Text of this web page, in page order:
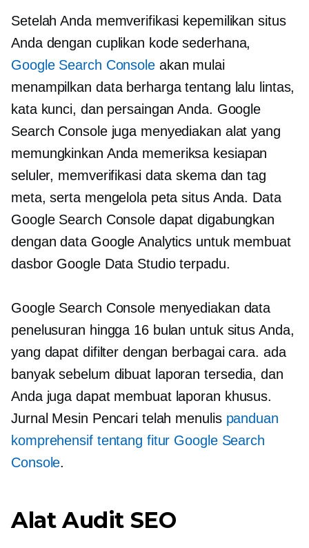
Setelah Anda memverifikasi kepemilikan situs
Anda dengan cuplikan kode sederhana,
Google Search Consoleakan mulai
menampilkan data berharga tentang lalu lintas,
kata kunci, dan persaingan Anda. Google
Search Console juga menyediakan alat yang
memungkinkan Anda memeriksa kesiapan
seluler, memverifikasi data skema dan tag
meta, serta mengelola peta situs Anda. Data
Google Search Console dapat digabungkan
dengan data Google Analytics untuk membuat
dasbor Google Data Studio terpadu.
Google Search Console menyediakan data
penelusuran hingga 16 bulan untuk situs Anda,
yang dapat difilter dengan berbagai cara. ada
banyaksebelum dibuatlaporan tersedia, dan
Anda juga dapat membuat laporan khusus.
Jurnal Mesin Pencari telah menulis panduan
komprehensif tentang fitur Google Search
Console.
Alat Audit SEO